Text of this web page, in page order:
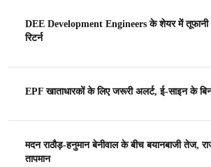
DEE Development Engineers के शेयर में तूफानी
रिटर्न
EPF खाताधारकों के लिए जरूरी अलर्ट, ई-साइन के
मदन राठौड़-हनुमान बेनीवाल के बीच बयानबाजी तेज,
तापमान